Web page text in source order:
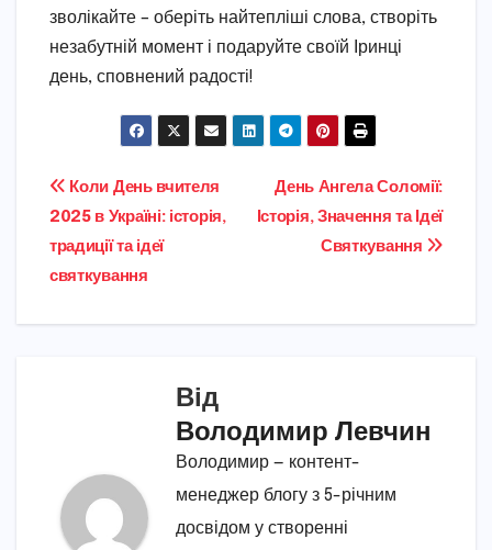
зволікайте – оберіть найтепліші слова, створіть
незабутній момент і подаруйте своїй Іринці
день, сповнений радості!
Навігація
записів
День Ангела Соломії:
Історія, Значення та Ідеї
Святкування
Коли День вчителя
2025 в Україні: історія,
традиції та ідеї
святкування
Від
Володимир Левчин
Володимир — контент-
менеджер блогу з 5-річним
досвідом у створенні